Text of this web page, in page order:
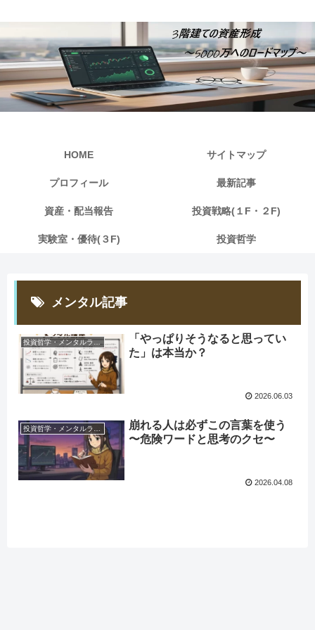
HOME サイトマップ
プロフィール 最新記事
資産・配当報告 投資戦略(１F・２F)
実験室・優待(３F) 投資哲学
メンタル記事
投資哲学・メンタルラウンジ
「やっぱりそうなると思ってい
た」は本当か？
2026.06.03
崩れる人は必ずこの言葉を使う
〜危険ワードと思考のクセ〜
2026.04.08